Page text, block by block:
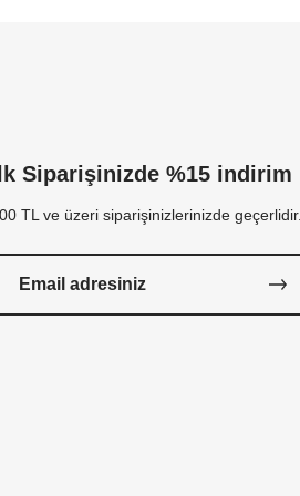
Siparişinizde %15 indirim
TL ve üzeri siparişinizlerinizde geçerlidir.